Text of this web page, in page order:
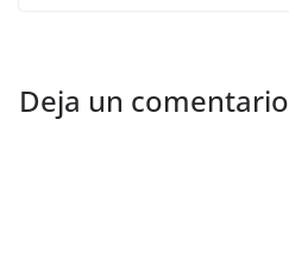
Deja un comentario